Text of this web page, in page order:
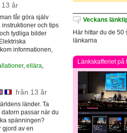
13 år
får göra själv
och tips
tydliga bilder
informationen,
, ellära,
från 13 år
länder. Ta
passar när du
spänningen?
gjord av en
Veckans
Här hittar du de 50
länkarna
Länkskafferiet på